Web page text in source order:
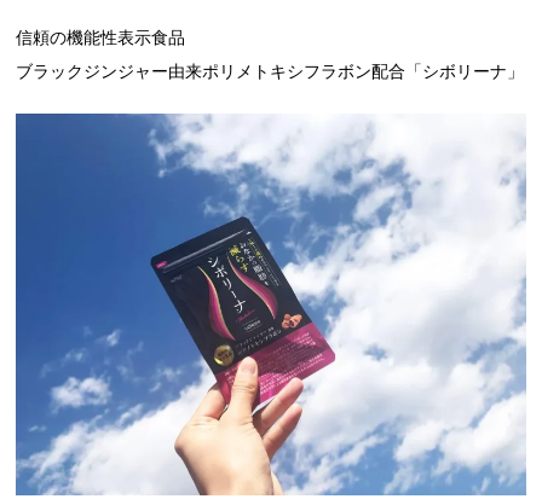
信頼の機能性表示食品
ブラックジンジャー由来ポリメトキシフラボン配合「シボリーナ」